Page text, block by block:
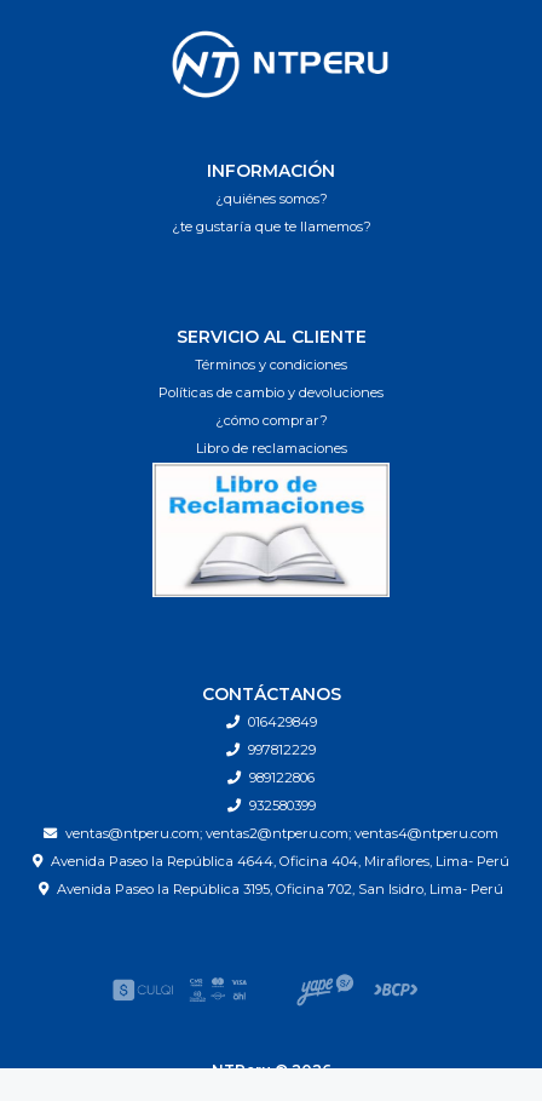
INFORMACIÓN
¿quiénes somos?
¿te gustaría que te llamemos?
SERVICIO AL CLIENTE
Términos y condiciones
Políticas de cambio y devoluciones
¿cómo comprar?
Libro de reclamaciones
CONTÁCTANOS
016429849
997812229
989122806
932580399
ventas@ntperu.com; ventas2@ntperu.com; ventas4@ntperu.com
Avenida Paseo la República 4644, Oficina 404, Miraflores, Lima- Perú
Avenida Paseo la República 3195, Oficina 702, San Isidro, Lima- Perú
NTPeru © 2026